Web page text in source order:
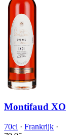
Montifaud XO
70cl · Frankrijk ·